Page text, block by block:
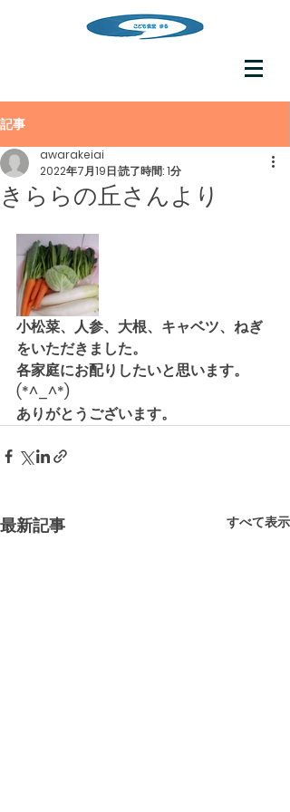
記事
きららの丘さんより
awarakeiai
2022年7月19日読了時間: 1分
小松菜、人参、大根、キャベツ、ねぎ
をいただきました。
各家庭にお配りしたいと思います。
(*^_^*)
ありがとうございます。
最新記事 すべて表示